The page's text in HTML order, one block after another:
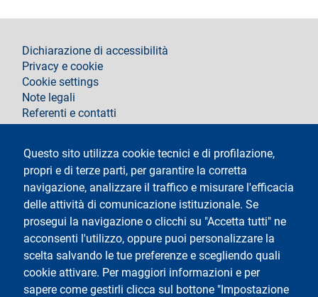
Questo sito utilizza cookie tecnici e di profilazione,
propri e di terze parti, per garantire la corretta
navigazione, analizzare il traffico e misurare l'efficacia
delle attività di comunicazione istituzionale. Se
prosegui la navigazione o clicchi su "Accetta tutti" ne
acconsenti l'utilizzo, oppure puoi personalizzare la
scelta salvando le tue preferenze e scegliendo quali
cookie attivare. Per maggiori informazioni e per
sapere come gestirli clicca sul bottone "Impostazione
footer
Dichiarazione di accessibilità
Privacy e cookie
Cookie settings
Note legali
Referenti e contatti
Testo
Università degli Studi di Milano
Via Festa del Perdono 7 - 20122 Milano
Tel.+39 02 5032 5032
Posta elettronica certificata